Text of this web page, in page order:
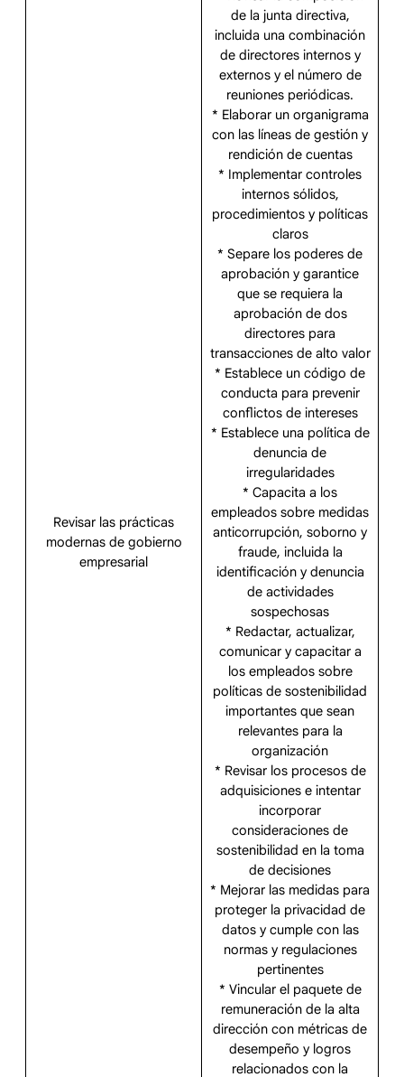
Revisar las prácticas
modernas de gobierno
empresarial
de la junta directiva,
incluida una combinación
de directores internos y
externos y el número de
reuniones periódicas.
* Elaborar un organigrama
con las líneas de gestión y
rendición de cuentas
* Implementar controles
internos sólidos,
procedimientos y políticas
claros
* Separe los poderes de
aprobación y garantice
que se requiera la
aprobación de dos
directores para
transacciones de alto valor
* Establece un código de
conducta para prevenir
conflictos de intereses
* Establece una política de
denuncia de
irregularidades
* Capacita a los
empleados sobre medidas
anticorrupción, soborno y
fraude, incluida la
identificación y denuncia
de actividades
sospechosas
* Redactar, actualizar,
comunicar y capacitar a
los empleados sobre
políticas de sostenibilidad
importantes que sean
relevantes para la
organización
* Revisar los procesos de
adquisiciones e intentar
incorporar
consideraciones de
sostenibilidad en la toma
de decisiones
* Mejorar las medidas para
proteger la privacidad de
datos y cumple con las
normas y regulaciones
pertinentes
* Vincular el paquete de
remuneración de la alta
dirección con métricas de
desempeño y logros
relacionados con la